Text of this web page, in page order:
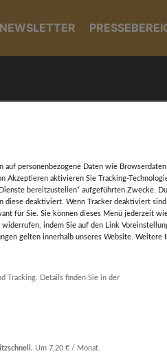
NEWSLETTER
Peter
auf personenbezogene Daten wie
Akzeptieren aktivieren Sie Tracking-
bereitzustellen“ aufgeführten Zwecke.
deaktiviert. Wenn Tracker deaktiviert
für Sie. Sie können dieses Menü jederzeit
indem Sie auf den Link
gelten innerhalb unseres Website. Weitere
Tracking. Details finden Sie in der
Um 7,20 € / Monat.